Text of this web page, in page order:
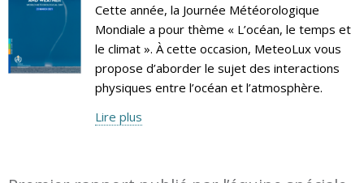
Cette année, la Journée Météorologique
Mondiale a pour thème « L’océan, le temps et
le climat ». À cette occasion, MeteoLux vous
propose d’aborder le sujet des interactions
physiques entre l’océan et l’atmosphère.
Lire plus